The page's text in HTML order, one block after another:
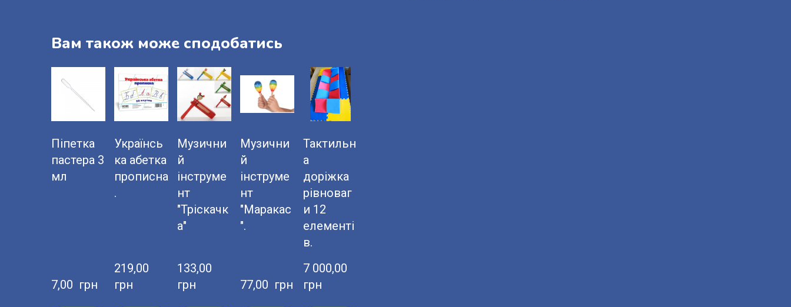
Вам також може сподобатись
Піпетка
пастера 3
мл
7,00  грн
Українсь
ка абетка
прописна
.
219,00
грн
Музични
й
інструме
нт
"Тріскачк
а"
133,00
грн
Музични
й
інструме
нт
"Маракас
".
77,00  грн
Тактильн
а
доріжка
рівноваг
и 12
елементі
в.
7 000,00
грн